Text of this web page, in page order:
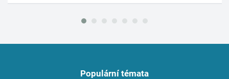
Populární témata